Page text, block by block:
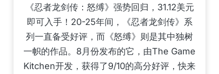
《忍者龙剑传：怒缚》强势回归，31.12美元
即可入手！20-25年间，《忍者龙剑传》系
列一直备受好评，而《怒缚》则是其中独树
一帜的作品。8月份发布的它，由The Game
Kitchen开发，获得了9/10的高分好评，快来